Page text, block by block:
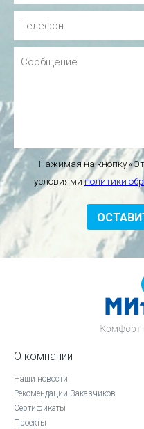
Нажимая на кнопку
условиямиполитики
О компании
Наши новости
Рекомендации Заказчиков
Сертификаты
Проекты